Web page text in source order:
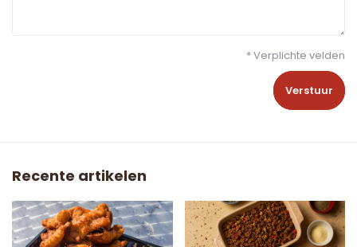
* Verplichte velden
Verstuur
Recente artikelen